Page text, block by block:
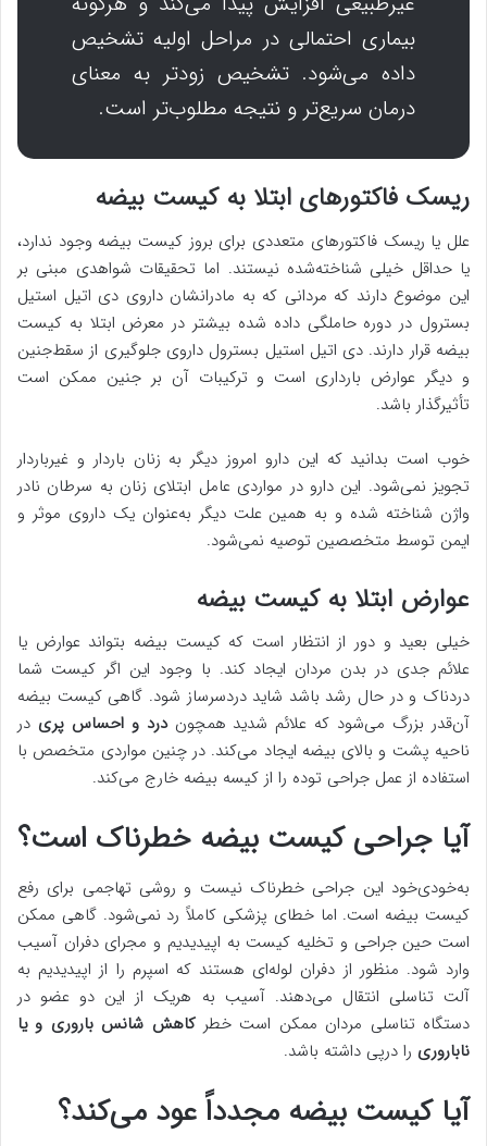
بیماری احتمالی در مراحل اولیه تشخیص
داده می‌شود. تشخیص زودتر به معنای
درمان سریع‌تر و نتیجه مطلوب‌تر است.
ریسک فاکتورهای ابتلا به کیست بیضه
علل یا ریسک فاکتورهای متعددی برای بروز کیست بیضه وجود ندارد،
یا حداقل خیلی شناخته‌شده نیستند. اما تحقیقات شواهدی مبنی بر
این موضوع دارند که مردانی که به مادرانشان داروی دی اتیل استیل
بسترول در دوره حاملگی داده شده بیشتر در معرض ابتلا به کیست
بیضه قرار دارند. دی اتیل استیل بسترول داروی جلوگیری از سقط‌جنین
و دیگر عوارض بارداری است و ترکیبات آن بر جنین ممکن است
تأثیرگذار باشد.
خوب است بدانید که این دارو امروز دیگر به زنان باردار و غیرباردار
تجویز نمی‌شود. این دارو در مواردی عامل ابتلای زنان به سرطان نادر
واژن شناخته شده و به همین علت دیگر به‌عنوان یک داروی موثر و
ایمن توسط متخصصین توصیه نمی‌شود.
عوارض ابتلا به کیست بیضه
خیلی بعید و دور از انتظار است که کیست بیضه بتواند عوارض یا
علائم جدی در بدن مردان ایجاد کند. با وجود این اگر کیست شما
دردناک و در حال رشد باشد شاید دردسرساز شود. گاهی کیست بیضه
آن‌قدر بزرگ می‌شود که علائم شدید همچوندرد و احساس پری در
ناحیه پشت و بالای بیضه ایجاد می‌کند. در چنین مواردی متخصص با
استفاده از عمل جراحی توده را از کیسه بیضه خارج می‌کند.
آیا جراحی کیست بیضه خطرناک است؟
به‌خودی‌خود این جراحی خطرناک نیست و روشی تهاجمی برای رفع
کیست بیضه است. اما خطای پزشکی کاملاً رد نمی‌شود. گاهی ممکن
است حین جراحی و تخلیه کیست به اپیدیدیم و مجرای دفران آسیب
وارد شود. منظور از دفران لوله‌ای هستند که اسپرم را از اپیدیدیم به
آلت تناسلی انتقال می‌دهند. آسیب به هریک از این دو عضو در
دستگاه تناسلی مردان ممکن است خطرکاهش شانس باروری و یا
ناباروری را درپی داشته باشد.
آیا کیست بیضه مجدداً عود می‌کند؟